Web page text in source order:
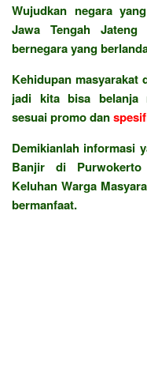
Wujudkan negara
Jawa Tengah
bernegara yang
Kehidupan masyarakat
jadi kita bisa belanja
sesuai promo dan
Demikianlah informasi
Banjir di
Keluhan Warga
bermanfaat.